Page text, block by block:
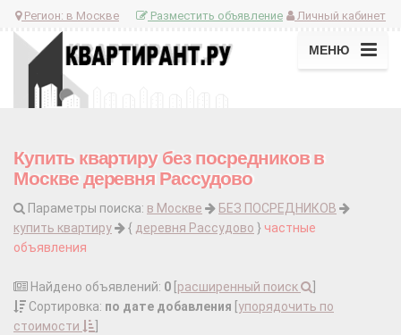
Регион: в Москве Личный кабинет
Разместить объявление
МЕНЮ
Купить квартиру без посредников в
Москве деревня Рассудово
Параметры поиска: в Москве
БЕЗ ПОСРЕДНИКОВ
купить квартиру
{ деревня Рассудово } частные
объявления
Найдено объявлений: 0 расширенный поиск
Сортировка: по дате добавления упорядочить по
стоимости